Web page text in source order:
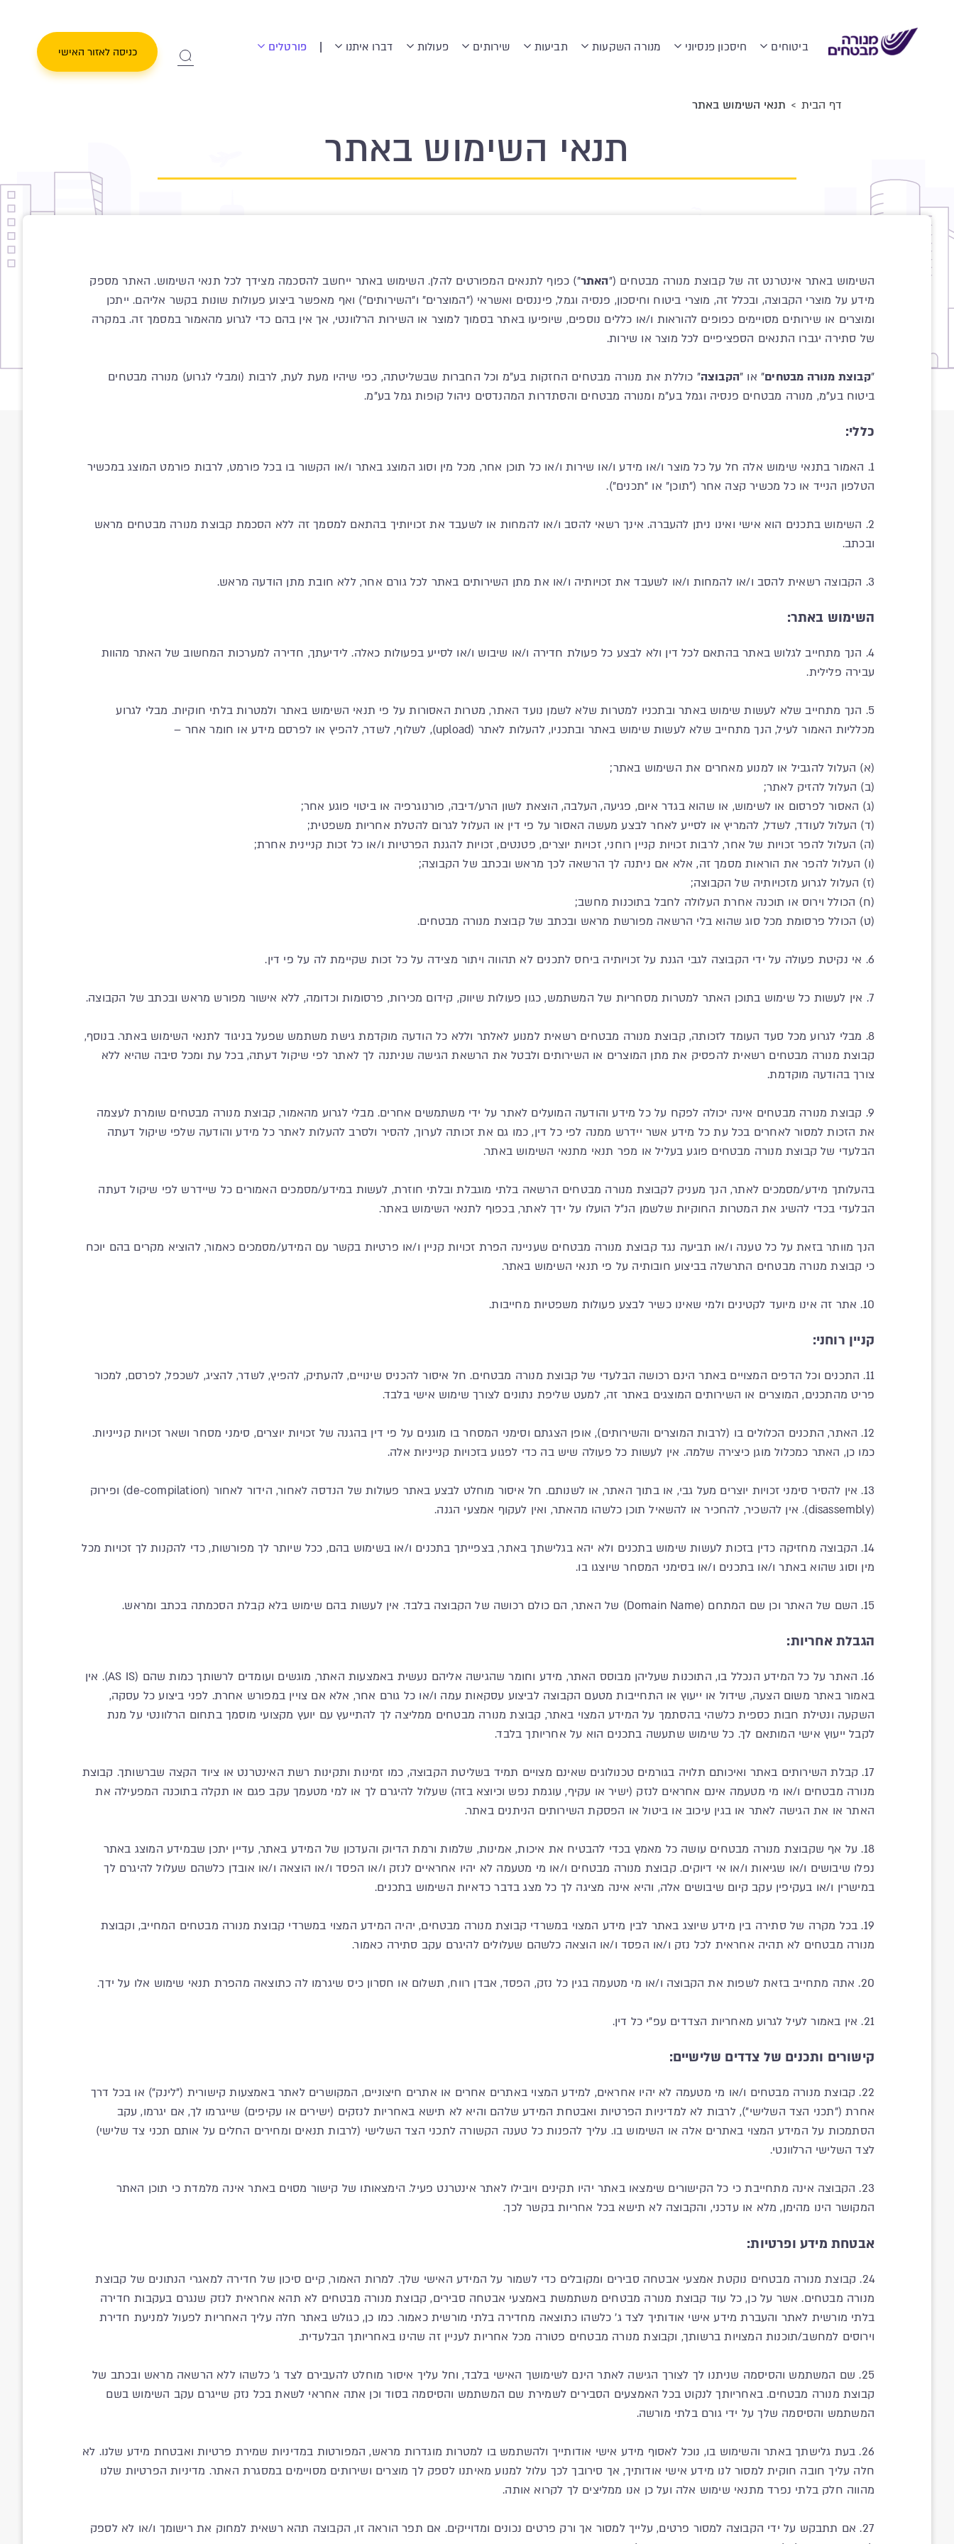
ביטוחים חיסכון פנסיוני מנורה השקעות תביעות שירותים פעולות דברו איתנו | פורטלים כניסה לאזור האישי
דף הבית > תנאי השימוש באתר
תנאי השימוש באתר
השימוש באתר אינטרנט זה של קבוצת מנורה מבטחים ("האתר") כפוף לתנאים המפורטים להלן. השימוש באתר ייחשב להסכמה מצידך לכל תנאי השימוש. האתר מספק
מידע על מוצרי הקבוצה, ובכלל זה, מוצרי ביטוח וחיסכון, פנסיה וגמל, פיננסים ואשראי ("המוצרים" ו"השירותים") ואף מאפשר ביצוע פעולות שונות בקשר אליהם. ייתכן
ומוצרים או שירותים מסויימים כפופים להוראות ו/או כללים נוספים, שיופיעו באתר בסמוך למוצר או השירות הרלוונטי, אך אין בהם כדי לגרוע מהאמור במסמך זה. במקרה
של סתירה יגברו התנאים הספציפיים לכל מוצר או שירות.
"קבוצת מנורה מבטחים" או "הקבוצה" כוללת את מנורה מבטחים החזקות בע"מ וכל החברות שבשליטתה, כפי שיהיו מעת לעת, לרבות (ומבלי לגרוע) מנורה מבטחים
ביטוח בע"מ, מנורה מבטחים פנסיה וגמל בע"מ ומנורה מבטחים והסתדרות המהנדסים ניהול קופות גמל בע"מ.
כללי:
1. האמור בתנאי שימוש אלה חל על כל מוצר ו/או מידע ו/או שירות ו/או כל תוכן אחר, מכל מין וסוג המוצג באתר ו/או הקשור בו בכל פורמט, לרבות פורמט המוצג במכשיר
הטלפון הנייד או כל מכשיר קצה אחר ("תוכן" או "תכנים").
2. השימוש בתכנים הוא אישי ואינו ניתן להעברה. אינך רשאי להסב ו/או להמחות או לשעבד את זכויותיך בהתאם למסמך זה ללא הסכמת קבוצת מנורה מבטחים מראש
ובכתב.
3. הקבוצה רשאית להסב ו/או להמחות ו/או לשעבד את זכויותיה ו/או את מתן השירותים באתר לכל גורם אחר, ללא חובת מתן הודעה מראש.
השימוש באתר:
4. הנך מתחייב לגלוש באתר בהתאם לכל דין ולא לבצע כל פעולת חדירה ו/או שיבוש ו/או לסייע בפעולות כאלה. לידיעתך, חדירה למערכות המחשוב של האתר מהוות
עבירה פלילית.
5. הנך מתחייב שלא לעשות שימוש באתר ובתכניו למטרות שלא לשמן נועד האתר, מטרות האסורות על פי תנאי השימוש באתר ולמטרות בלתי חוקיות. מבלי לגרוע
מכלליות האמור לעיל, הנך מתחייב שלא לעשות שימוש באתר ובתכניו, להעלות לאתר (upload), לשלוף, לשדר, להפיץ או לפרסם מידע או חומר אחר –
(א) העלול להגביל או למנוע מאחרים את השימוש באתר;
(ב) העלול להזיק לאתר;
(ג) האסור לפרסום או לשימוש, או שהוא בגדר איום, פגיעה, העלבה, הוצאת לשון הרע/דיבה, פורנוגרפיה או ביטוי פוגע אחר;
(ד) העלול לעודד, לשדל, להמריץ או לסייע לאחר לבצע מעשה האסור על פי דין או העלול לגרום להטלת אחריות משפטית;
(ה) העלול להפר זכויות של אחר, לרבות זכויות קניין רוחני, זכויות יוצרים, פטנטים, זכויות להגנת הפרטיות ו/או כל זכות קניינית אחרת;
(ו) העלול להפר את הוראות מסמך זה, אלא אם ניתנה לך הרשאה לכך מראש ובכתב של הקבוצה;
(ז) העלול לגרוע מזכויותיה של הקבוצה;
(ח) הכולל וירוס או תוכנה אחרת העלולה לחבל בתוכנות מחשב;
(ט) הכולל פרסומת מכל סוג שהוא בלי הרשאה מפורשת מראש ובכתב של קבוצת מנורה מבטחים.
6. אי נקיטת פעולה על ידי הקבוצה לגבי הגנת על זכויותיה ביחס לתכנים לא תהווה ויתור מצידה על כל זכות שקיימת לה על פי דין.
7. אין לעשות כל שימוש בתוכן האתר למטרות מסחריות של המשתמש, כגון פעולות שיווק, קידום מכירות, פרסומות וכדומה, ללא אישור מפורש מראש ובכתב של הקבוצה.
8. מבלי לגרוע מכל סעד העומד לזכותה, קבוצת מנורה מבטחים רשאית למנוע לאלתר וללא כל הודעה מוקדמת גישת משתמש שפעל בניגוד לתנאי השימוש באתר. בנוסף,
קבוצת מנורה מבטחים רשאית להפסיק את מתן המוצרים או השירותים ולבטל את הרשאת הגישה שניתנה לך לאתר לפי שיקול דעתה, בכל עת ומכל סיבה שהיא ללא
צורך בהודעה מוקדמת.
9. קבוצת מנורה מבטחים אינה יכולה לפקח על כל מידע והודעה המועלים לאתר על ידי משתמשים אחרים. מבלי לגרוע מהאמור, קבוצת מנורה מבטחים שומרת לעצמה
את הזכות למסור לאחרים בכל עת כל מידע אשר יידרש ממנה לפי כל דין, כמו גם את זכותה לערוך, להסיר ולסרב להעלות לאתר כל מידע והודעה שלפי שיקול דעתה
הבלעדי של קבוצת מנורה מבטחים פוגע בעליל או מפר תנאי מתנאי השימוש באתר.
בהעלותך מידע/מסמכים לאתר, הנך מעניק לקבוצת מנורה מבטחים הרשאה בלתי מוגבלת ובלתי חוזרת, לעשות במידע/מסמכים האמורים כל שיידרש לפי שיקול דעתה
הבלעדי בכדי להשיג את המטרות החוקיות שלשמן הנ"ל הועלו על ידך לאתר, בכפוף לתנאי השימוש באתר.
הנך מוותר בזאת על כל טענה ו/או תביעה נגד קבוצת מנורה מבטחים שעניינה הפרת זכויות קניין ו/או פרטיות בקשר עם המידע/מסמכים כאמור, להוציא מקרים בהם יוכח
כי קבוצת מנורה מבטחים התרשלה בביצוע חובותיה על פי תנאי השימוש באתר.
10. אתר זה אינו מיועד לקטינים ולמי שאינו כשיר לבצע פעולות משפטיות מחייבות.
קניין רוחני:
11. התכנים וכל הדפים המצויים באתר הינם רכושה הבלעדי של קבוצת מנורה מבטחים. חל איסור להכניס שינויים, להעתיק, להפיץ, לשדר, להציג, לשכפל, לפרסם, למכור
פריט מהתכנים, המוצרים או השירותים המוצגים באתר זה, למעט שליפת נתונים לצורך שימוש אישי בלבד.
12. האתר, התכנים הכלולים בו (לרבות המוצרים והשירותים), אופן הצגתם וסימני המסחר בו מוגנים על פי דין בהגנה של זכויות יוצרים, סימני מסחר ושאר זכויות קנייניות.
כמו כן, האתר כמכלול מוגן כיצירה שלמה. אין לעשות כל פעולה שיש בה כדי לפגוע בזכויות קנייניות אלה.
13. אין להסיר סימני זכויות יוצרים מעל גבי, או בתוך האתר, או לשנותם. חל איסור מוחלט לבצע באתר פעולות של הנדסה לאחור, הידור לאחור (de-compilation) ופירוק
(disassembly). אין להשכיר, להחכיר או להשאיל תוכן כלשהו מהאתר, ואין לעקוף אמצעי הגנה.
14. הקבוצה מחזיקה כדין בזכות לעשות שימוש בתכנים ולא יהא בגלישתך באתר, בצפייתך בתכנים ו/או בשימוש בהם, ככל שיותר לך מפורשות, כדי להקנות לך זכויות מכל
מין וסוג שהוא באתר ו/או בתכנים ו/או בסימני המסחר שיוצגו בו.
15. השם של האתר וכן שם המתחם (Domain Name) של האתר, הם כולם רכושה של הקבוצה בלבד. אין לעשות בהם שימוש בלא קבלת הסכמתה בכתב ומראש.
הגבלת אחריות:
16. האתר על כל המידע הנכלל בו, התוכנות שעליהן מבוסס האתר, מידע וחומר שהגישה אליהם נעשית באמצעות האתר, מוגשים ועומדים לרשותך כמות שהם (AS IS). אין
באמור באתר משום הצעה, שידול או ייעוץ או התחייבות מטעם הקבוצה לביצוע עסקאות עמה ו/או כל גורם אחר, אלא אם צויין במפורש אחרת. לפני ביצוע כל עסקה,
השקעה ונטילת חבות כספית כלשהי בהסתמך על המידע המצוי באתר, קבוצת מנורה מבטחים ממליצה לך להתייעץ עם יועץ מקצועי מוסמך בתחום הרלוונטי על מנת
לקבל ייעוץ אישי המותאם לך. כל שימוש שתעשה בתכנים הוא על אחריותך בלבד.
17. קבלת השירותים באתר ואיכותם תלויה בגורמים טכנולוגים שאינם מצויים תמיד בשליטת הקבוצה, כמו זמינות ותקינות רשת האינטרנט או ציוד הקצה שברשותך. קבוצת
מנורה מבטחים ו/או מי מטעמה אינם אחראים לנזק (ישיר או עקיף, עוגמת נפש וכיוצא בזה) שעלול להיגרם לך או למי מטעמך עקב פגם או תקלה בתוכנה המפעילה את
האתר או את הגישה לאתר או בגין עיכוב או ביטול או הפסקת השירותים הניתנים באתר.
18. על אף שקבוצת מנורה מבטחים עושה כל מאמץ בכדי להבטיח את איכות, אמינות, שלמות ורמת הדיוק והעדכון של המידע באתר, עדיין יתכן שבמידע המוצג באתר
נפלו שיבושים ו/או שגיאות ו/או אי דיוקים. קבוצת מנורה מבטחים ו/או מי מטעמה לא יהיו אחראיים לנזק ו/או הפסד ו/או הוצאה ו/או אובדן כלשהם שעלול להיגרם לך
במישרין ו/או בעקיפין עקב קיום שיבושים אלה, והיא אינה מציגה לך כל מצג בדבר כדאיות השימוש בתכנים.
19. בכל מקרה של סתירה בין מידע שיוצג באתר לבין מידע המצוי במשרדי קבוצת מנורה מבטחים, יהיה המידע המצוי במשרדי קבוצת מנורה מבטחים המחייב, וקבוצת
מנורה מבטחים לא תהיה אחראית לכל נזק ו/או הפסד ו/או הוצאה כלשהם שעלולים להיגרם עקב סתירה כאמור.
20. אתה מתחייב בזאת לשפות את הקבוצה ו/או מי מטעמה בגין כל נזק, הפסד, אבדן רווח, תשלום או חסרון כיס שיגרמו לה כתוצאה מהפרת תנאי שימוש אלו על ידך.
21. אין באמור לעיל לגרוע מאחריות הצדדים עפ"י כל דין.
קישורים ותכנים של צדדים שלישיים:
22. קבוצת מנורה מבטחים ו/או מי מטעמה לא יהיו אחראים, למידע המצוי באתרים אחרים או אתרים חיצוניים, המקושרים לאתר באמצעות קישורית ("לינק") או בכל דרך
אחרת ("תכני הצד השלישי"), לרבות לא למדיניות הפרטיות ואבטחת המידע שלהם והיא לא תישא באחריות לנזקים (ישירים או עקיפים) שייגרמו לך, אם יגרמו, עקב
הסתמכות על המידע המצוי באתרים אלה או השימוש בו. עליך להפנות כל טענה הקשורה לתכני הצד השלישי (לרבות תנאים ומחירים החלים על אותם תכני צד שלישי)
לצד השלישי הרלוונטי.
23. הקבוצה אינה מתחייבת כי כל הקישורים שימצאו באתר יהיו תקינים ויובילו לאתר אינטרנט פעיל. הימצאותו של קישור מסוים באתר אינה מלמדת כי תוכן האתר
המקושר הינו מהימן, מלא או עדכני, והקבוצה לא תישא בכל אחריות בקשר לכך.
אבטחת מידע ופרטיות:
24. קבוצת מנורה מבטחים נוקטת אמצעי אבטחה סבירים ומקובלים כדי לשמור על המידע האישי שלך. למרות האמור, קיים סיכון של חדירה למאגרי הנתונים של קבוצת
מנורה מבטחים. אשר על כן, כל עוד קבוצת מנורה מבטחים משתמשת באמצעי אבטחה סבירים, קבוצת מנורה מבטחים לא תהא אחראית לנזק שנגרם בעקבות חדירה
בלתי מורשית לאתר והעברת מידע אישי אודותיך לצד ג' כלשהו כתוצאה מחדירה בלתי מורשית כאמור. כמו כן, כגולש באתר חלה עליך האחריות לפעול למניעת חדירת
וירוסים למחשב/תוכנות המצויות ברשותך, וקבוצת מנורה מבטחים פטורה מכל אחריות לעניין זה שהינו באחריותך הבלעדית.
25. שם המשתמש והסיסמה שניתנו לך לצורך הגישה לאתר הינם לשימושך האישי בלבד, וחל עליך איסור מוחלט להעבירם לצד ג' כלשהו ללא הרשאה מראש ובכתב של
קבוצת מנורה מבטחים. באחריותך לנקוט בכל האמצעים הסבירים לשמירת שם המשתמש והסיסמה בסוד וכן אתה אחראי לשאת בכל נזק שייגרם עקב השימוש בשם
המשתמש והסיסמה שלך על ידי גורם בלתי מורשה.
26. בעת גלישתך באתר והשימוש בו, נוכל לאסוף מידע אישי אודותייך ולהשתמש בו למטרות מוגדרות מראש, המפורטות במדיניות שמירת פרטיות ואבטחת מידע שלנו. לא
חלה עליך חובה חוקית למסור לנו מידע אישי אודותיך, אך סירובך לכך עלול למנוע מאיתנו לספק לך מוצרים ושירותים מסויימים במסגרת האתר. מדיניות הפרטיות שלנו
מהווה חלק בלתי נפרד מתנאי שימוש אלה ועל כן אנו ממליצים לך לקרוא אותה.
27. אם תתבקש על ידי הקבוצה למסור פרטים, עלייך למסור אך ורק פרטים נכונים ומדוייקים. אם תפר הוראה זו, הקבוצה תהא רשאית למחוק את רישומך ו/או לא לספק